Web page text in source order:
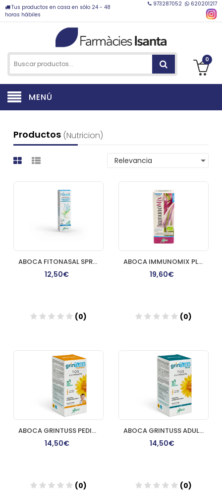
Tus productos en casa en sólo 24 - 48
horas hábiles
973287052 620201217
0
MENÚ
Productos (nutricion)
ABOCA FITONASAL SPRAY 30 ML
12,50€
(0)
Añadir
ABOCA IMMUNOMIX PLUS JARABE 210 G
19,60€
(0)
Añadir
ABOCA GRINTUSS PEDIATRIC POLIRESIN JARABE 180 G
14,50€
(0)
ABOCA GRINTUSS ADULTOS POLIRESIN JARABE 180 G
14,50€
(0)